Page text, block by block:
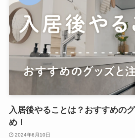
入居後やることは？おすすめの
め！
2024年6月10日